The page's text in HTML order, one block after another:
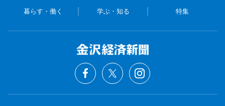
暮らす・働く 学ぶ・知る 特集